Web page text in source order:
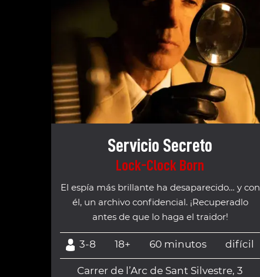
Servicio Secreto
Lock-Clock Born
El espía más brillante ha desaparecido… y con
él, un archivo confidencial. ¡Recuperadlo
antes de que lo haga el traidor!
3-8 18+ 60 minutos difícil
Carrer de l’Arc de Sant Silvestre, 3